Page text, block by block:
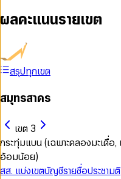
ผลคะแนนรายเขต
สรุปทุกเขต
สมุทรสาคร
เขต 3
กระทุ่มแบน (เฉพาะคลองมะเดื่อ
อ้อมน้อย)
สส. แบ่งเขตบัญชีรายชื่อประชามติ